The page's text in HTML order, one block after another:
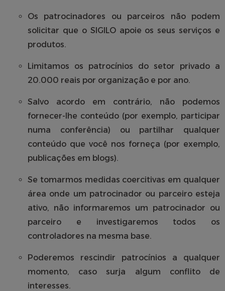
Os patrocinadores ou parceiros não podem
solicitar que o SIGILO apoie os seus serviços e
produtos.
Limitamos os patrocínios do setor privado a
20.000 reais por organização e por ano.
Salvo acordo em contrário, não podemos
fornecer-lhe conteúdo (por exemplo, participar
numa conferência) ou partilhar qualquer
conteúdo que você nos forneça (por exemplo,
publicações em blogs).
Se tomarmos medidas coercitivas em qualquer
área onde um patrocinador ou parceiro esteja
ativo, não informaremos um patrocinador ou
parceiro e investigaremos todos os
controladores na mesma base.
Poderemos rescindir patrocínios a qualquer
momento, caso surja algum conflito de
interesses.